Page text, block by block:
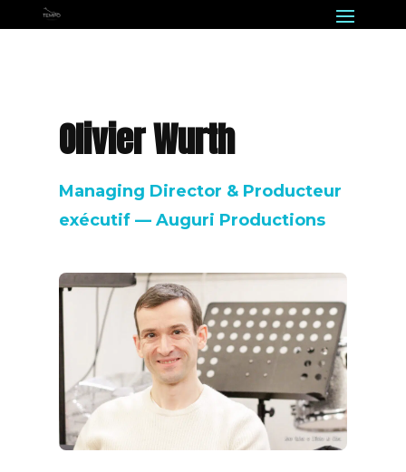
Olivier Wurth
Managing Director & Producteur
exécutif — Auguri Productions